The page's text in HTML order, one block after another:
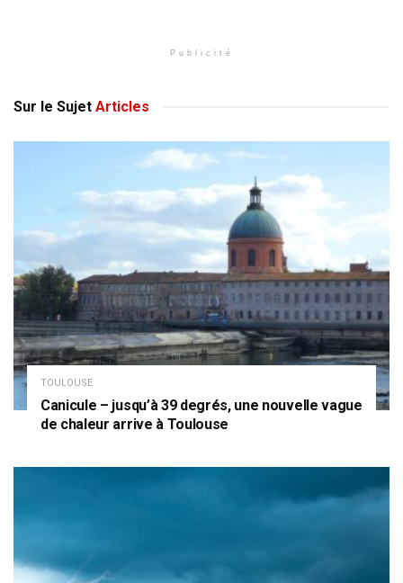
Publicité
Sur le Sujet Articles
TOULOUSE
Canicule – jusqu’à 39 degrés, une nouvelle vague
de chaleur arrive à Toulouse